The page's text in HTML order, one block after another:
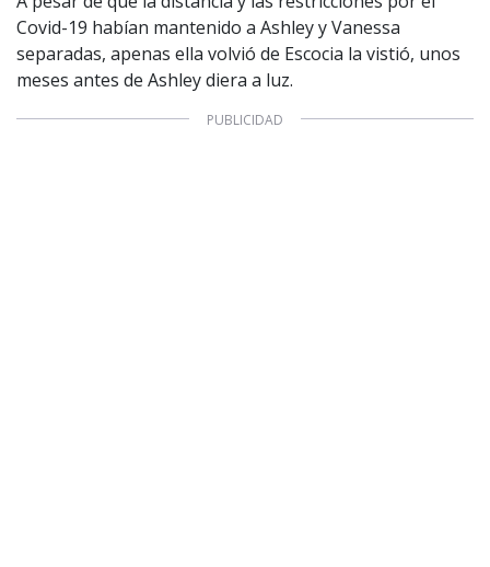
Covid-19 habían mantenido a Ashley y Vanessa
separadas, apenas ella volvió de Escocia la vistió, unos
meses antes de Ashley diera a luz.